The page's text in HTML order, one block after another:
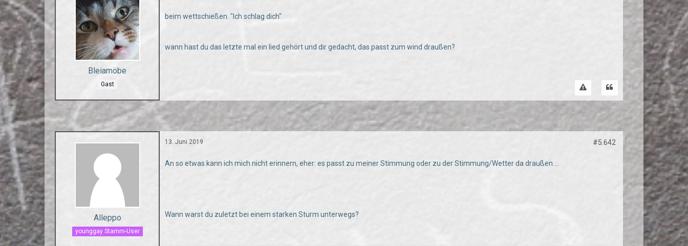
Bleiamöbe
Gast
beim wettschießen. "Ich schlag dich".
wann hast du das letzte mal ein lied gehört und dir gedacht, das passt zum wind draußen?
Alleppo
younggay Stamm-User
13. Juni 2019 #5.642
An so etwas kann ich mich nicht erinnern, eher: es passt zu meiner Stimmung oder zu der Stimmung/Wetter da draußen....
Wann warst du zuletzt bei einem starken Sturm unterwegs?